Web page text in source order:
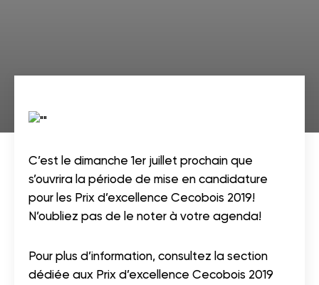
C’est le dimanche 1er juillet prochain que
s’ouvrira la période de mise en candidature
pour les Prix d’excellence Cecobois 2019!
N’oubliez pas de le noter à votre agenda!
Pour plus d’information, consultez la section
dédiée aux Prix d’excellence Cecobois 2019